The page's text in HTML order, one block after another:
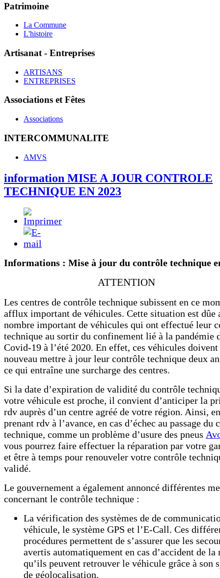
Patrimoine
La Commune
L'histoire
Artisanat - Entreprises
ARTISANS
ENTREPRISES
Associations et Fêtes
Associations
INTERCOMMUNALITE
AMVS
information MISE A JOUR CONTROLE
TECHNIQUE EN 2023
Informations : Mise à jour du contrôle technique
ATTENTION
Les centres de contrôle technique subissent en ce
afflux important de véhicules. Cette situation est dûe
nombre important de véhicules qui ont effectué leur
technique au sortir du confinement lié à la pandémie
Covid-19 à l’été 2020. En effet, ces véhicules doivent
nouveau mettre à jour leur contrôle technique deux
ce qui entraîne une surcharge des centres.
Si la date d’expiration de validité du contrôle
votre véhicule est proche, il convient d’anticiper la
rdv auprès d’un centre agréé de votre région. Ainsi, en
prenant rdv à l’avance, en cas d’échec au passage du
technique, comme un problème d’usure des pneus
vous pourrez faire effectuer la réparation par votre
et être à temps pour renouveler votre contrôle
validé.
Le gouvernement a également annoncé différentes
concernant le contrôle technique :
La vérification des systèmes de de
véhicule, le système GPS et l’E-Call. Ces
procédures permettent de s’assurer que les
avertis automatiquement en cas d’accident de la
qu’ils peuvent retrouver le véhicule grâce à son
de géolocalisation.